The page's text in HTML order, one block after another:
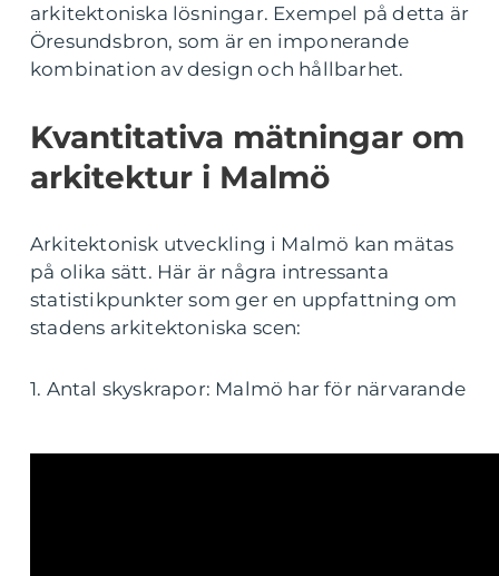
arkitektoniska lösningar. Exempel på detta är
Öresundsbron, som är en imponerande
kombination av design och hållbarhet.
Kvantitativa mätningar om
arkitektur i Malmö
Arkitektonisk utveckling i Malmö kan mätas
på olika sätt. Här är några intressanta
statistikpunkter som ger en uppfattning om
stadens arkitektoniska scen:
1. Antal skyskrapor: Malmö har för närvarande